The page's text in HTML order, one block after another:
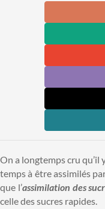
On a longtemps cru
temps à être assimilés
que l’assimilation des
celle des sucres rapides.